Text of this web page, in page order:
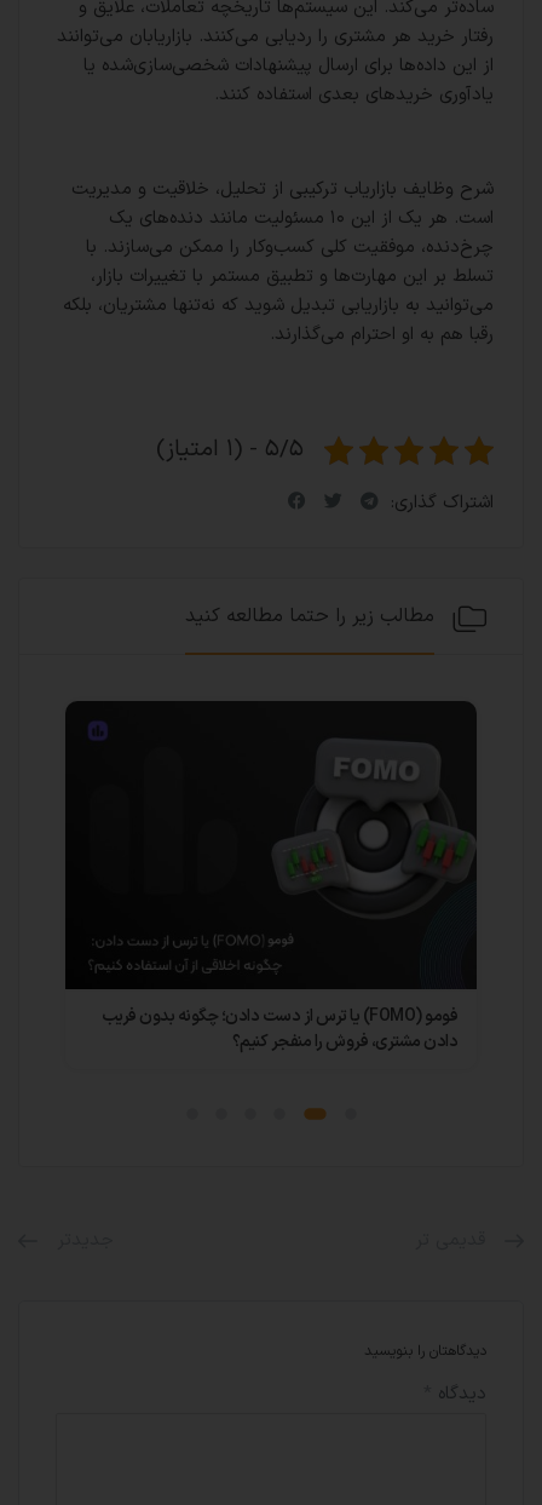
ساده‌تر می‌کند. این سیستم‌ها تاریخچه تعاملات، علایق و
رفتار خرید هر مشتری را ردیابی می‌کنند. بازاریابان می‌توانند
از این داده‌ها برای ارسال پیشنهادات شخصی‌سازی‌شده یا
یادآوری خریدهای بعدی استفاده کنند.
شرح وظایف بازاریاب ترکیبی از تحلیل، خلاقیت و مدیریت
است. هر یک از این ۱۰ مسئولیت مانند دنده‌های یک
چرخ‌دنده، موفقیت کلی کسب‌وکار را ممکن می‌سازند. با
تسلط بر این مهارت‌ها و تطبیق مستمر با تغییرات بازار،
می‌توانید به بازاریابی تبدیل شوید که نه‌تنها مشتریان، بلکه
رقبا هم به او احترام می‌گذارند.
۵/۵ - (۱ امتیاز)
اشتراک گذاری:
مطالب زیر را حتما مطالعه کنید
فومو (FOMO) یا ترس از دست دادن؛ چگونه بدون فریب
دادن مشتری، فروش را منفجر کنیم؟
دیدگاهتان را بنویسید
دیدگاه